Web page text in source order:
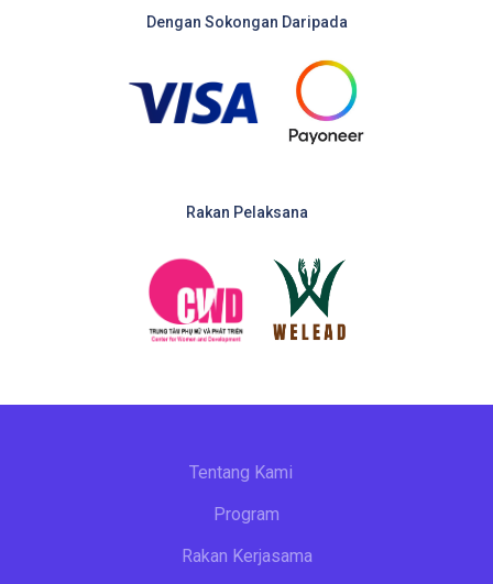
Dengan Sokongan Daripada
Rakan Pelaksana
Tentang Kami
Program
Rakan Kerjasama